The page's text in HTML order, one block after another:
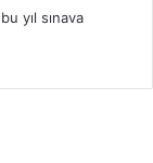
yıl sınava